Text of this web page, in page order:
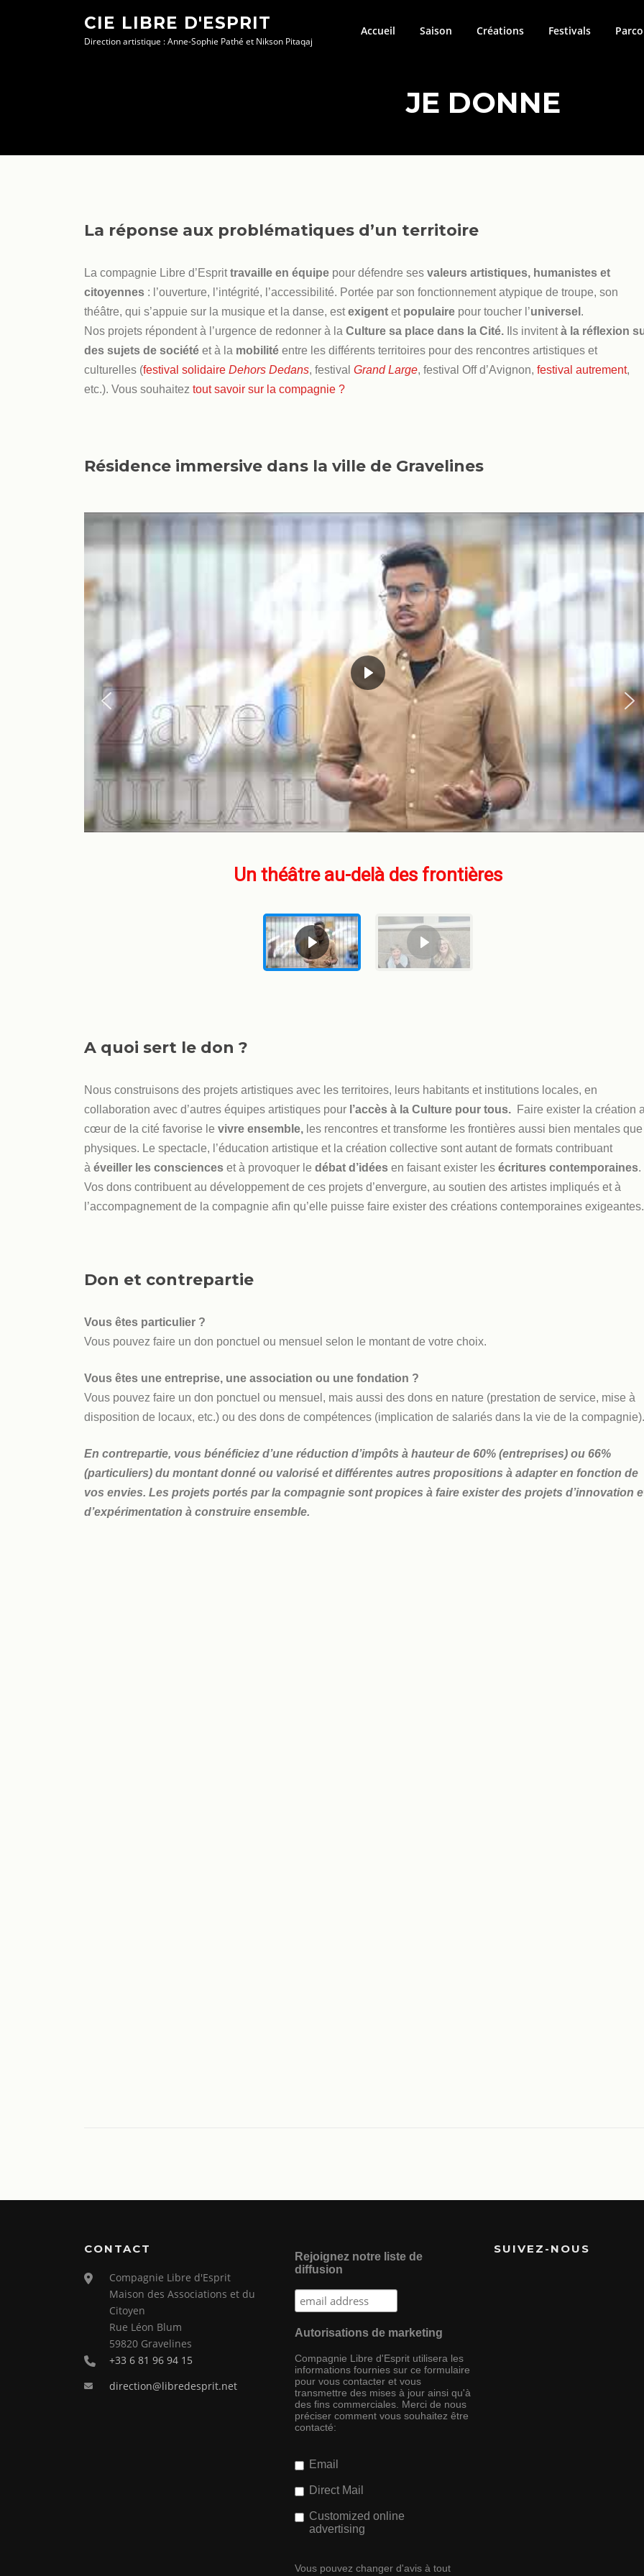
CIE LIBRE D'ESPRIT
Direction artistique : Anne-Sophie Pathé et Nikson Pitaqaj
Accueil Saison Créations Festivals
JE DONNE
La réponse aux problématiques d’un territoire
La compagnie Libre d’Esprittravaille en équipe pour défendre ses valeurs artistiques, humanistes et
citoyennes : l’ouverture, l’intégrité, l’accessibilité. Portée par son fonctionnement atypique de troupe, son
théâtre, qui s’appuie sur la musique et la danse, estexigent et populaire pour toucher l’universel .
Nos projets répondent à l’urgence de redonner à la Culture sa place dans la Cité. Ils invitentà la réflexion
des sujets de société et à la mobilité entre les différents territoires pour des rencontres artistiques et
culturelles (festival solidaire Dehors Dedans, festival Grand Large, festival Off d’Avignon, festival autrement,
etc.). Vous souhaitez tout savoir sur la compagnie ?
Résidence immersive dans la ville de Gravelines
Un théâtre au-delà des frontières
A quoi sert le don ?
Nous construisons des projets artistiques avec les territoires, leurs habitants et institutions locales, en
collaboration avec d’autres équipes artistiques pour l’accès à la Culture pour tous. Faire exister la création
cœur de la cité favorise le vivre ensemble, les rencontres et transforme les frontières aussi bien mentales que
physiques. Le spectacle, l’éducation artistique et la création collective sont autant de formats contribuant
à éveiller les consciences et à provoquer le débat d’idées en faisant exister les écritures contemporaines.
Vos dons contribuent au développement de ces projets d’envergure, au soutien des artistes impliqués et à
l’accompagnement de la compagnie afin qu’elle puisse faire exister des créations contemporaines exigeantes.
Don et contrepartie
Vous êtes particulier ?
Vous pouvez faire un don ponctuel ou mensuel selon le montant de votre choix.
Vous êtes une entreprise, une association ou une fondation ?
Vous pouvez faire un don ponctuel ou mensuel, mais aussi des dons en nature (prestation de service, mise à
disposition de locaux, etc.) ou des dons de compétences (implication de salariés dans la vie de la compagnie).
En contrepartie, vous bénéficiez d’une réduction d’impôts à hauteur de 60% (entreprises) ou 66%
(particuliers) du montant donné ou valorisé et différentes autres propositions à adapter en fonction de
vos envies. Les projets portés par la compagnie sont propices à faire exister des projets d’innovation
d’expérimentation à construire ensemble.
CONTACT
Compagnie Libre d'Esprit
Maison des Associations et du
Citoyen
Rue Léon Blum
59820 Gravelines
+33 6 81 96 94 15
direction@libredesprit.net
Rejoignez notre liste de
diffusion
Autorisations de marketing
Compagnie Libre d'Esprit utilisera les
informations fournies sur ce formulaire
pour vous contacter et vous
transmettre des mises à jour ainsi qu'à
des fins commerciales. Merci de nous
préciser comment vous souhaitez être
contacté:
Email
Direct Mail
Customized online
advertising
Vous pouvez changer d'avis à tout
SUIVEZ-NOUS